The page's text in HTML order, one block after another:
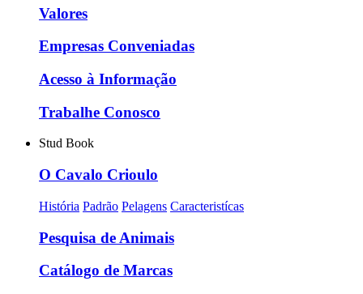
Valores
Empresas Conveniadas
Acesso à Informação
Trabalhe Conosco
Stud Book
O Cavalo Crioulo
História Padrão Pelagens Caracteristícas
Pesquisa de Animais
Catálogo de Marcas